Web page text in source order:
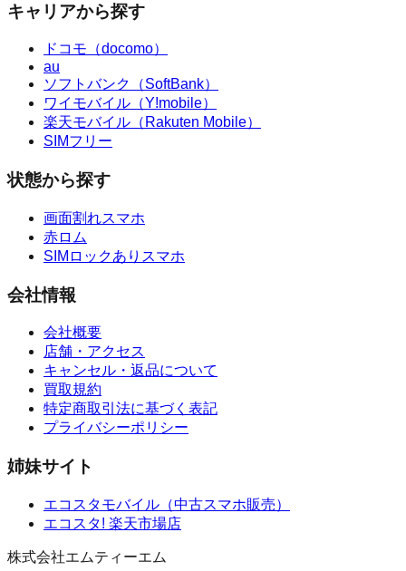
キャリアから探す
ドコモ（docomo）
au
ソフトバンク（SoftBank）
ワイモバイル（Y!mobile）
楽天モバイル（Rakuten Mobile）
SIMフリー
状態から探す
画面割れスマホ
赤ロム
SIMロックありスマホ
会社情報
会社概要
店舗・アクセス
キャンセル・返品について
買取規約
特定商取引法に基づく表記
プライバシーポリシー
姉妹サイト
エコスタモバイル （中古スマホ販売）
エコスタ! 楽天市場店
株式会社エムティーエム